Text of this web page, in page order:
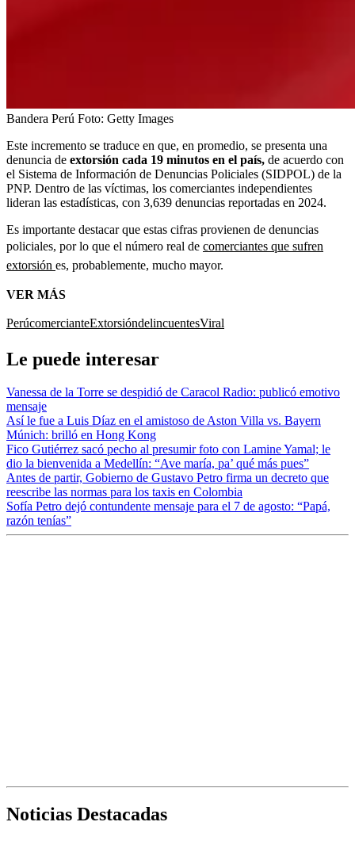
Bandera Perú Foto: Getty Images
Este incremento se traduce en que, en promedio, se presenta una
denuncia de extorsión cada 19 minutos en el país, de acuerdo con
el Sistema de Información de Denuncias Policiales (SIDPOL) de la
PNP. Dentro de las víctimas, los comerciantes independientes
lideran las estadísticas, con 3,639 denuncias reportadas en 2024.
Es importante destacar que estas cifras provienen de denuncias
policiales, por lo que el número real de comerciantes que sufren
extorsión es, probablemente, mucho mayor.
VER MÁS
PerúcomercianteExtorsióndelincuentesViral
Le puede interesar
Vanessa de la Torre se despidió de Caracol Radio: publicó emotivo
mensaje
Así le fue a Luis Díaz en el amistoso de Aston Villa vs. Bayern
Múnich: brilló en Hong Kong
Fico Gutiérrez sacó pecho al presumir foto con Lamine Yamal; le
dio la bienvenida a Medellín: “Ave maría, pa’ qué más pues”
Antes de partir, Gobierno de Gustavo Petro firma un decreto que
reescribe las normas para los taxis en Colombia
Sofía Petro dejó contundente mensaje para el 7 de agosto: “Papá,
razón tenías”
Noticias Destacadas